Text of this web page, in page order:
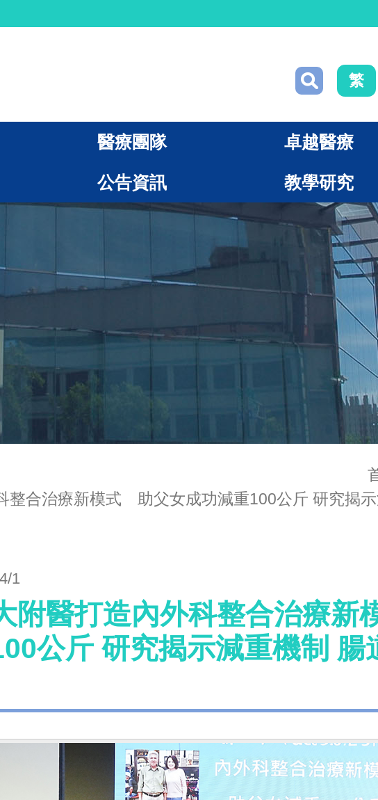
繁
醫療團隊 卓越醫療
公告資訊 教學研究
整合治療新模式 助父女成功減重100公斤 研究揭
1
附醫打造內外科整合治療
公斤 研究揭示減重機制 腸